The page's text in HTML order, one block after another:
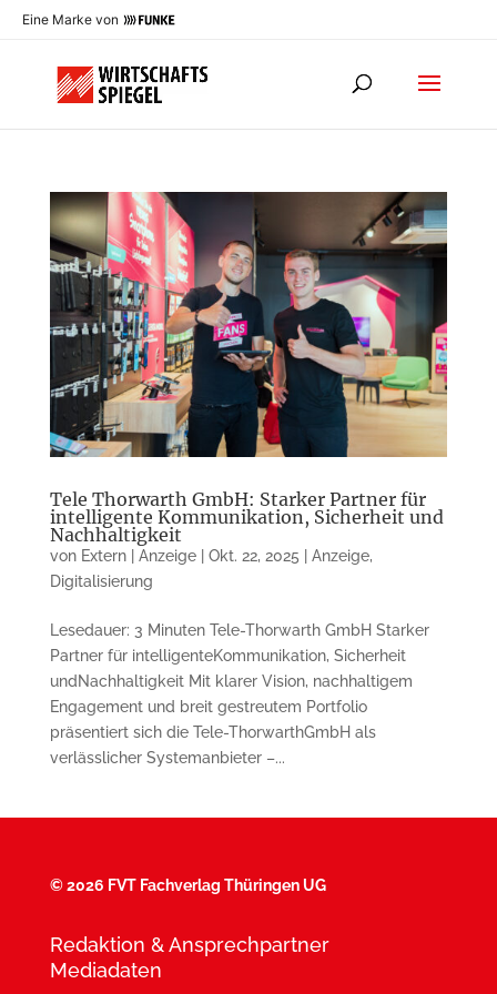
Eine Marke von
Tele Thorwarth GmbH: Starker Partner für
intelligente Kommunikation, Sicherheit und
Nachhaltigkeit
von Extern | Anzeige| Okt. 22, 2025 Anzeige,
Digitalisierung
Lesedauer: 3 Minuten Tele-Thorwarth GmbH Starker
Partner für intelligenteKommunikation, Sicherheit
undNachhaltigkeit Mit klarer Vision, nachhaltigem
Engagement und breit gestreutem Portfolio
präsentiert sich die Tele-ThorwarthGmbH als
verlässlicher Systemanbieter –...
©2026 FVT Fachverlag Thüringen UG
Redaktion & Ansprechpartner
Mediadaten